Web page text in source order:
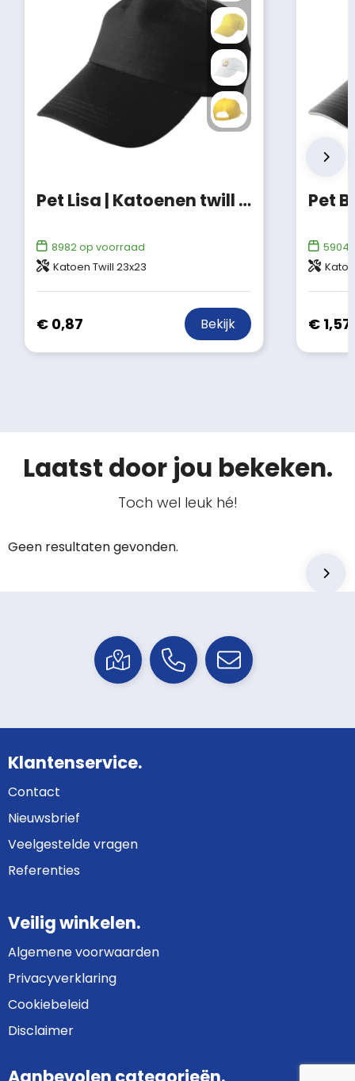
Pet Lisa | Katoenen twill | 5 panels
8982op voorraad
Katoen Twill 23x23
€ 0,87 Bekijk
Pet
59042
€ 1,57
Laatst door jou bekeken.
Toch wel leuk hé!
Geen resultaten gevonden.
Klantenservice.
Contact
Nieuwsbrief
Veelgestelde vragen
Referenties
Veilig winkelen.
Algemene voorwaarden
Privacyverklaring
Cookiebeleid
Disclaimer